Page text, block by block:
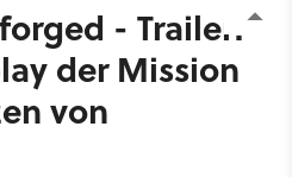
- Trailer:
der Mission
von